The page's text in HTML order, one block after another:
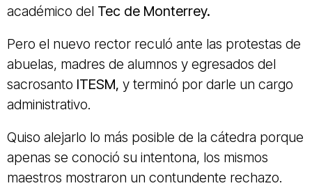
académico del Tec de Monterrey.
Pero el nuevo rector reculó ante las protestas de
abuelas, madres de alumnos y egresados del
sacrosanto ITESM, y terminó por darle un cargo
administrativo.
Quiso alejarlo lo más posible de la cátedra porque
apenas se conoció su intentona, los mismos
maestros mostraron un contundente rechazo.